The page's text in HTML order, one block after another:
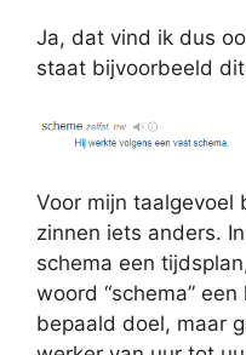
Ja, dat vind ik dus
staat bijvoorbeeld
Voor mijn taalgevoel
zinnen iets anders.
schema een
woord “schema”
bepaald doel, maar